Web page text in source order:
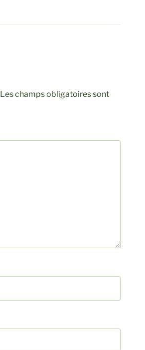
Les champs obligatoires sont